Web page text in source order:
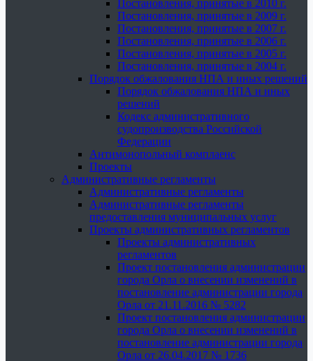
Постановления, принятые в 2010 г.
Постановления, принятые в 2009 г.
Постановления, принятые в 2007 г.
Постановления, принятые в 2006 г.
Постановления, принятые в 2005 г.
Постановления, принятые в 2004 г.
Порядок обжалования НПА и иных решений
Порядок обжалования НПА и иных
решений
Кодекс административного
судопроизводства Российской
Федерации
Антимонопольный комплаенс
Проекты
Административные регламенты
Административные регламенты
Административные регламенты
предоставления муниципальных услуг
Проекты административных регламентов
Проекты административных
регламентов
Проект постановления администрации
города Орла о внесении изменений в
постановление администрации города
Орла от 21.11.2016 № 5282
Проект постановления администрации
города Орла о внесении изменений в
постановление администрации города
Орла от 26.04.2017 № 1736